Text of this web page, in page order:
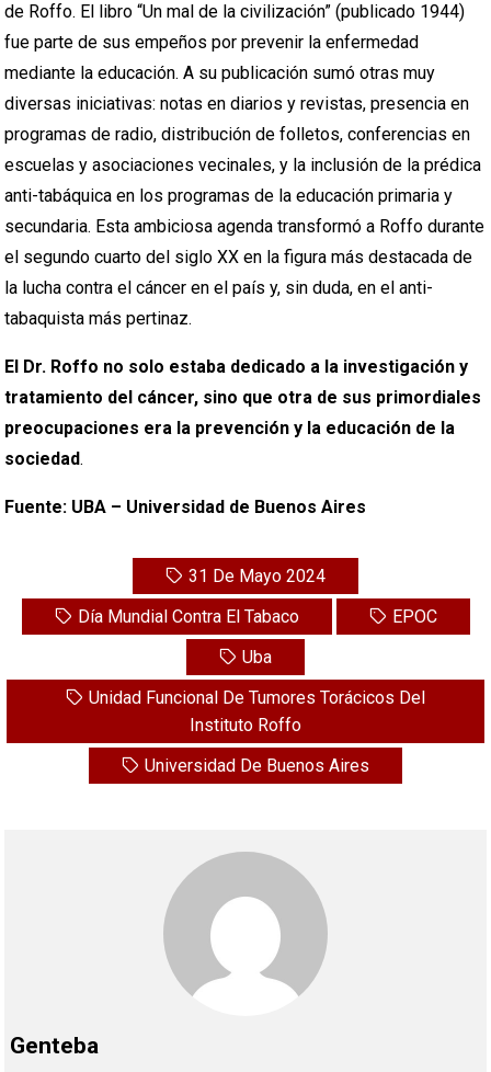
de Roffo. El libro “Un mal de la civilización” (publicado 1944)
fue parte de sus empeños por prevenir la enfermedad
mediante la educación. A su publicación sumó otras muy
diversas iniciativas: notas en diarios y revistas, presencia en
programas de radio, distribución de folletos, conferencias en
escuelas y asociaciones vecinales, y la inclusión de la prédica
anti-tabáquica en los programas de la educación primaria y
secundaria. Esta ambiciosa agenda transformó a Roffo durante
el segundo cuarto del siglo XX en la figura más destacada de
la lucha contra el cáncer en el país y, sin duda, en el anti-
tabaquista más pertinaz.
El Dr. Roffo no solo estaba dedicado a la investigación y
tratamiento del cáncer, sino que otra de sus primordiales
preocupaciones era la prevención y la educación de la
sociedad.
Fuente: UBA – Universidad de Buenos Aires
31 De Mayo 2024
Día Mundial Contra El Tabaco
EPOC
Uba
Unidad Funcional De Tumores Torácicos Del
Instituto Roffo
Universidad De Buenos Aires
Genteba